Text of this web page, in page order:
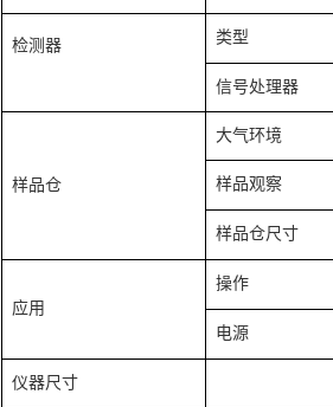
检测器 类型
信号处理器
样品仓
大气环境
样品观察
样品仓尺寸
应用
操作
电源
仪器尺寸